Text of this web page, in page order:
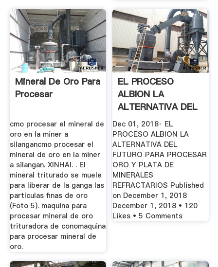
Mineral De Oro Para
Procesar
cmo procesar el mineral de
oro en la miner a
silangancmo procesar el
mineral de oro en la miner
a silangan. XINHAI. . El
mineral triturado se muele
para liberar de la ganga las
partículas finas de oro
(Foto 5). maquina para
procesar mineral de oro
trituradora de conomaquina
para procesar mineral de
oro.
EL PROCESO
ALBION LA
ALTERNATIVA DEL
FUTURO PARA
PROCESAR ...
Dec 01, 2018· EL
PROCESO ALBION LA
ALTERNATIVA DEL
FUTURO PARA PROCESAR
ORO Y PLATA DE
MINERALES
REFRACTARIOS Published
on December 1, 2018
December 1, 2018 • 120
Likes • 5 Comments